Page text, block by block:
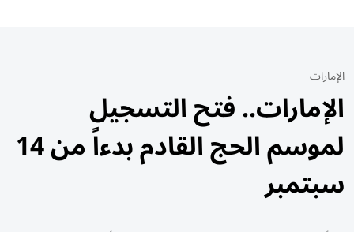
الإمارات
الإمارات.. فتح التسجيل
لموسم الحج القادم بدءاً من 14
سبتمبر